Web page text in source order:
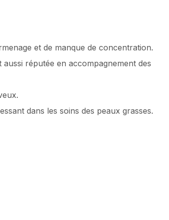
et de manque de concentration.
aussi réputée en accompagnement des
dans les soins des peaux grasses.